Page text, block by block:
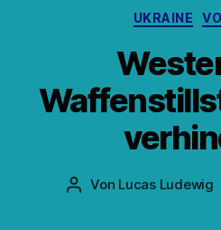
UKRAINE
Beitragsautor
Von Lucas Ludewig